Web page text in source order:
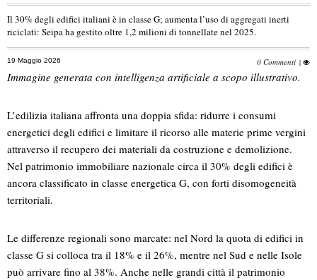
Il 30% degli edifici italiani è in classe G; aumenta l’uso di aggregati inerti
riciclati: Seipa ha gestito oltre 1,2 milioni di tonnellate nel 2025.
19 Maggio 2026 0 Commenti |
Immagine generata con intelligenza artificiale a scopo illustrativo.
L’edilizia italiana affronta una doppia sfida: ridurre i consumi
energetici degli edifici e limitare il ricorso alle materie prime vergini
attraverso il recupero dei materiali da costruzione e demolizione.
Nel patrimonio immobiliare nazionale circa il 30% degli edifici è
ancora classificato in classe energetica G, con forti disomogeneità
territoriali.
Le differenze regionali sono marcate: nel Nord la quota di edifici in
classe G si colloca tra il 18% e il 26%, mentre nel Sud e nelle Isole
può arrivare fino al 38%. Anche nelle grandi città il patrimonio